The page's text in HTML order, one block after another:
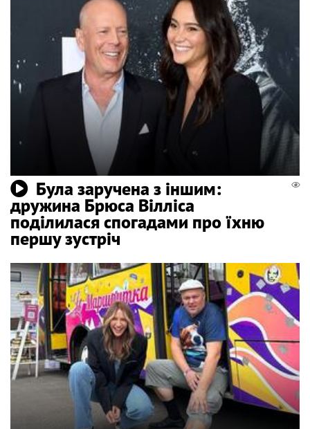
Була заручена з іншим:
дружина Брюса Вілліса
поділилася спогадами про їхню
першу зустріч